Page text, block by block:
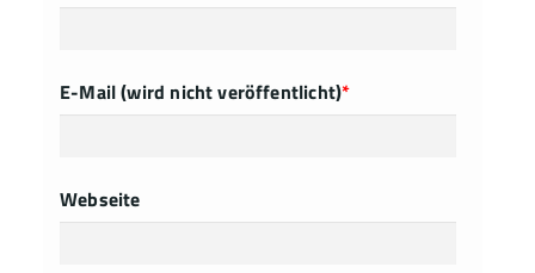
E-Mail (wird nicht veröffentlicht)*
Webseite